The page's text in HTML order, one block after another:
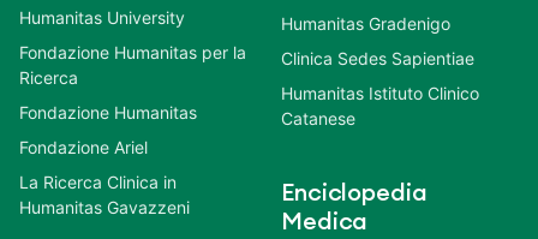
Humanitas University
Fondazione Humanitas per la
Ricerca
Fondazione Humanitas
Fondazione Ariel
La Ricerca Clinica in
Humanitas Gavazzeni
Humanitas Gradenigo
Clinica Sedes Sapientiae
Humanitas Istituto Clinico
Catanese
Enciclopedia
Medica